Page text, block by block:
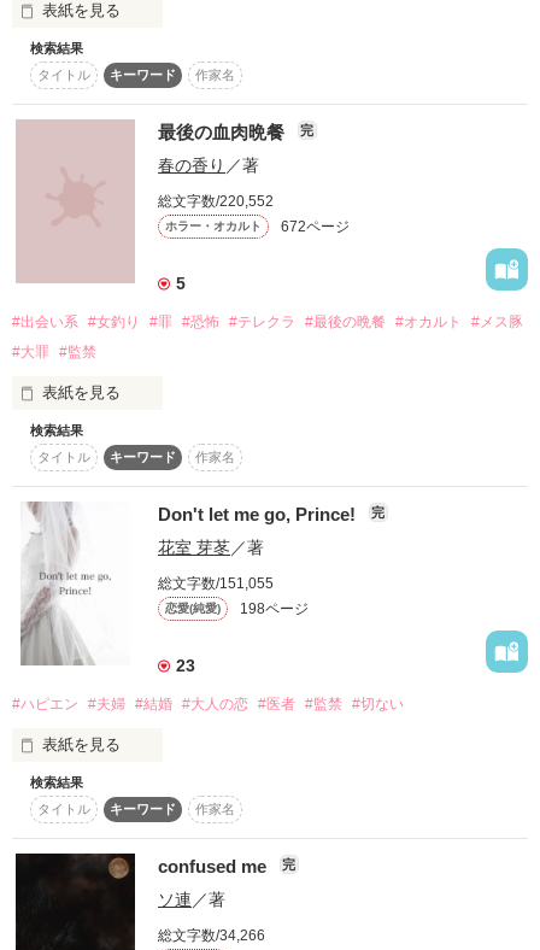
表紙を見る
契約結婚の夫
彼は何も求めない
でも彼は本当はどう思っているの？
あなたを好きになってしまった私
検索結果
タイトル
キーワード 作家名
最後の血肉晩餐 完
春の香り ／著
総文字数/220,552
ホラー・オカルト 672ページ
5
#出会い系 #女釣り #罪 #恐怖 #テレクラ #最後の晩餐 #オカルト
#メス豚
#大罪 #監禁
表紙を見る
6年付き合った彼女と別れた。俺から別れを告げたはずなの
に、胸がちくちくするんだ……いや、もう忘れよう。この恋愛
はもう終わったんだ――。
――女を忘れるには女だよな？
北川友介は元彼女の存在を頭から打ち消すために女釣りに走る
が、悪魔のような女たちに逆に人生を狂わされる――。
●オンライン中毒の山田朋子も登場
作品を読む
検索結果
タイトル
キーワード 作家名
Don't let me go, Prince! 完
花室 芽苳／著
総文字数/151,055
恋愛(純愛) 198ページ
23
#ハピエン #夫婦 #結婚 #大人の恋 #医者 #監禁 #切ない
表紙を見る
あの時その手を取らなければ、
きっと私の人生はこうではなかったのに＿＿＿＿。
誰よりも大切に想われていると思い受けたプロポーズ。
始まった結婚生活は想像していたものと全く違う冷えた関係だ
検索結果
タイトル
キーワード 作家名
confused me 完
ソ連 ／著
総文字数/34,266